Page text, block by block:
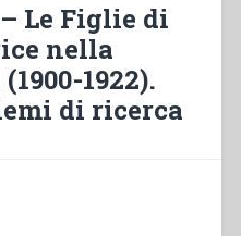
Le Figlie di
nella
1922).
di ricerca